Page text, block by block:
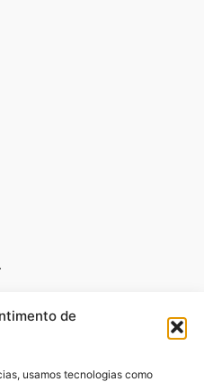
de
usamos tecnologias como
Ouro: O Poder da
Mãos (Cópia)